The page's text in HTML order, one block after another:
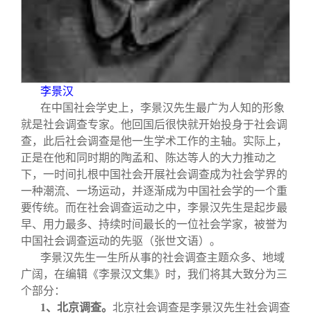
李景汉
在中国社会学史上，李景汉先生最广为人知的形象
就是社会调查专家。他回国后很快就开始投身于社会调
查，此后社会调查是他一生学术工作的主轴。实际上，
正是在他和同时期的陶孟和、陈达等人的大力推动之
下，一时间扎根中国社会开展社会调查成为社会学界的
一种潮流、一场运动，并逐渐成为中国社会学的一个重
要传统。而在社会调查运动之中，李景汉先生是起步最
早、用力最多、持续时间最长的一位社会学家，被誉为
中国社会调查运动的先驱（张世文语）。
李景汉先生一生所从事的社会调查主题众多、地域
广阔，在编辑《李景汉文集》时，我们将其大致分为三
个部分：
1、北京调查。 北京社会调查是李景汉先生社会调查